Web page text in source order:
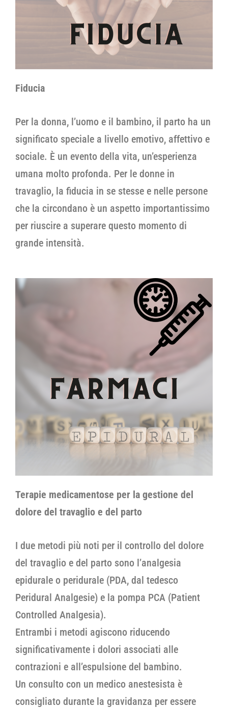
Fiducia
Per la donna, l’uomo e il bambino, il parto ha un
significato speciale a livello emotivo, affettivo e
sociale. È un evento della vita, un’esperienza
umana molto profonda. Per le donne in
travaglio, la fiducia in se stesse e nelle persone
che la circondano è un aspetto importantissimo
per riuscire a superare questo momento di
grande intensità.
Terapie medicamentose per la gestione del
dolore del travaglio e del parto
I due metodi più noti per il controllo del dolore
del travaglio e del parto sono l’analgesia
epidurale o peridurale (PDA, dal tedesco
Peridural Analgesie) e la pompa PCA (Patient
Controlled Analgesia).
Entrambi i metodi agiscono riducendo
significativamente i dolori associati alle
contrazioni e all’espulsione del bambino.
Un consulto con un medico anestesista è
consigliato durante la gravidanza per essere